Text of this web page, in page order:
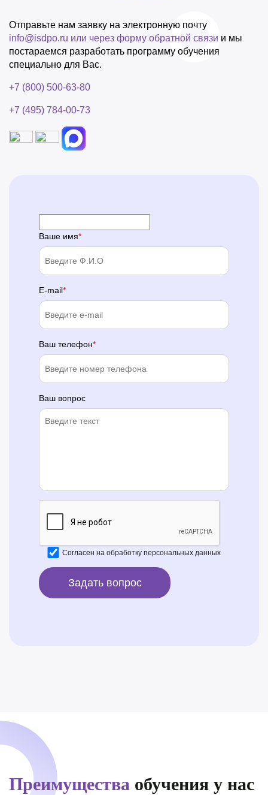
Отправьте нам заявку на электронную почту
info@isdpo.ru или через форму обратной связи и мы
постараемся разработать программу обучения
специально для Вас.
+7 (800) 500-63-80
+7 (495) 784-00-73
Ваше имя
E-mail
Ваш телефон
Ваш вопрос
Согласен на обработку персональных данных
Преимущества обучения у нас